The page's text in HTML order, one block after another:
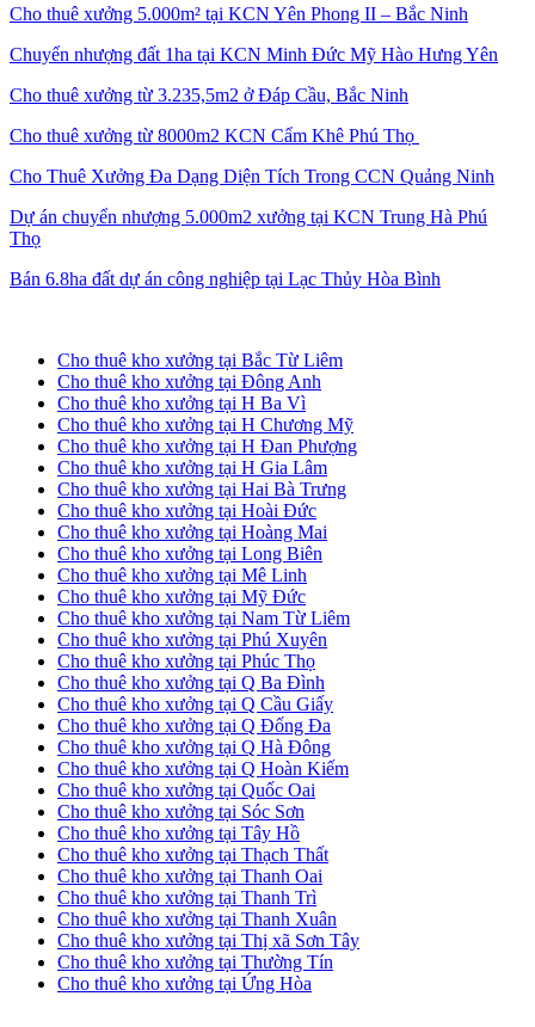
Cho thuê xưởng 5.000m² tại KCN Yên Phong II – Bắc Ninh
Chuyển nhượng đất 1ha tại KCN Minh Đức Mỹ Hào Hưng Yên
Cho thuê xưởng từ 3.235,5m2 ở Đáp Cầu, Bắc Ninh
Cho thuê xưởng từ 8000m2 KCN Cẩm Khê Phú Thọ
Cho Thuê Xưởng Đa Dạng Diện Tích Trong CCN Quảng Ninh
Dự án chuyển nhượng 5.000m2 xưởng tại KCN Trung Hà Phú
Thọ
Bán 6.8ha đất dự án công nghiệp tại Lạc Thủy Hòa Bình
Cho thuê kho xưởng tại Bắc Từ Liêm
Cho thuê kho xưởng tại Đông Anh
Cho thuê kho xưởng tại H Ba Vì
Cho thuê kho xưởng tại H Chương Mỹ
Cho thuê kho xưởng tại H Đan Phượng
Cho thuê kho xưởng tại H Gia Lâm
Cho thuê kho xưởng tại Hai Bà Trưng
Cho thuê kho xưởng tại Hoài Đức
Cho thuê kho xưởng tại Hoàng Mai
Cho thuê kho xưởng tại Long Biên
Cho thuê kho xưởng tại Mê Linh
Cho thuê kho xưởng tại Mỹ Đức
Cho thuê kho xưởng tại Nam Từ Liêm
Cho thuê kho xưởng tại Phú Xuyên
Cho thuê kho xưởng tại Phúc Thọ
Cho thuê kho xưởng tại Q Ba Đình
Cho thuê kho xưởng tại Q Cầu Giấy
Cho thuê kho xưởng tại Q Đống Đa
Cho thuê kho xưởng tại Q Hà Đông
Cho thuê kho xưởng tại Q Hoàn Kiếm
Cho thuê kho xưởng tại Quốc Oai
Cho thuê kho xưởng tại Sóc Sơn
Cho thuê kho xưởng tại Tây Hồ
Cho thuê kho xưởng tại Thạch Thất
Cho thuê kho xưởng tại Thanh Oai
Cho thuê kho xưởng tại Thanh Trì
Cho thuê kho xưởng tại Thanh Xuân
Cho thuê kho xưởng tại Thị xã Sơn Tây
Cho thuê kho xưởng tại Thường Tín
Cho thuê kho xưởng tại Ứng Hòa